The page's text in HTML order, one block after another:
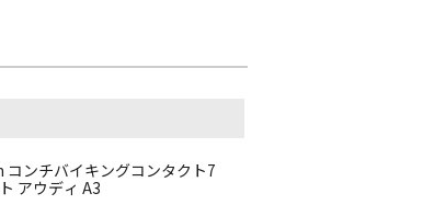
コンチバイキングコンタクト7
アウディ A3